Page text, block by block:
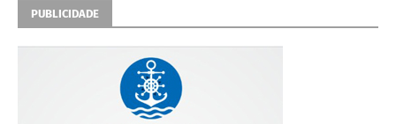
PUBLICIDADE